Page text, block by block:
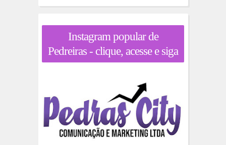
Instagram popular de
Pedreiras - clique, acesse e siga